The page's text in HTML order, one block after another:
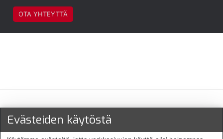
OTA YHTEYTTÄ
Maksu- ja toimitustavat
Evästeiden käytöstä